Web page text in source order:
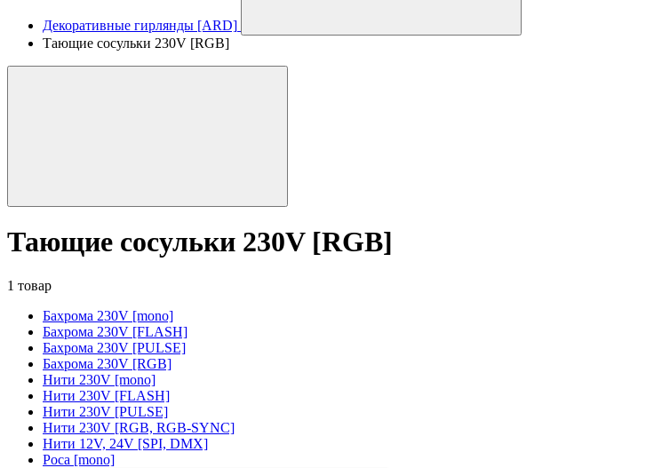
Декоративные гирлянды [ARD]
Тающие сосульки 230V [RGB]
Тающие сосульки 230V [RGB]
1 товар
Бахрома 230V [mono]
Бахрома 230V [FLASH]
Бахрома 230V [PULSE]
Бахрома 230V [RGB]
Нити 230V [mono]
Нити 230V [FLASH]
Нити 230V [PULSE]
Нити 230V [RGB, RGB-SYNC]
Нити 12V, 24V [SPI, DMX]
Роса [mono]